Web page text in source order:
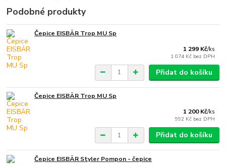
Podobné produkty
Čepice EISBÄR Trop MU Sp
1 299 Kč/ks
1 074 Kč bez DPH
Přidat do košíku
Čepice EISBÄR Trop MU Sp
1 200 Kč/ks
992 Kč bez DPH
Přidat do košíku
Čepice EISBÄR Styler Pompon - čepice